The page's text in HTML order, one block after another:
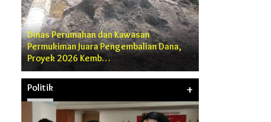
Dinas Perumahan dan Kawasan
Permukiman Juara Pengembalian Dana,
Proyek 2026 Kemb…
Politik +